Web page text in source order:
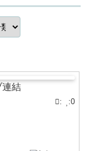
連結
: :0